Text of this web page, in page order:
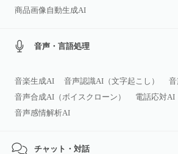
商品画像自動生成AI
音声・言語処理
音楽生成AI 音声認識AI（文字起こし）
音声合成AI（ボイスクローン）
電話応対AI
音声感情解析AI
チャット・対話